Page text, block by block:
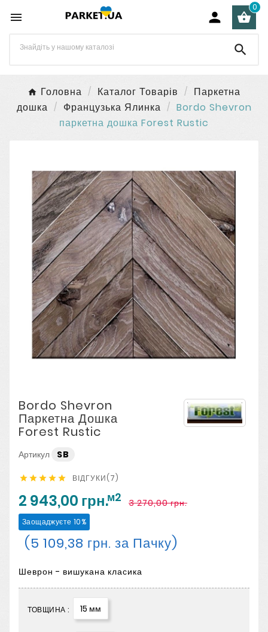
  
0

Головна Каталог Товарів
Паркетна
дошка
Французька Ялинка
Bordo Shevron
паркетна дошка Forest Rustic
Bordo Shevron
Паркетна Дошка
Forest Rustic
Артикул SB
     ВІДГУКИ(7)
2 943,00 грн.м2 3 270,00 грн.
Заощаджуєте 10%
(5 109,38 грн. за Пачку)
Шеврон - вишукана класика
ТОВЩИНА : 15 мм